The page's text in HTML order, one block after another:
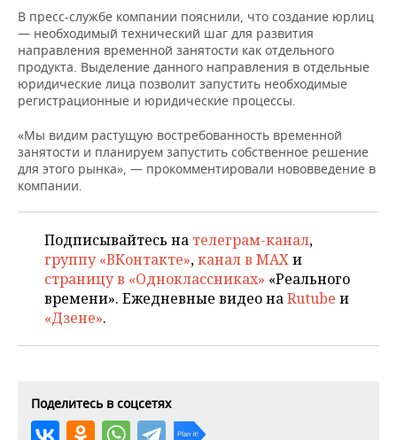
КОМУ ПРИНАДЛЕЖАТ
ТОРГОВЫЕ ЦЕНТРЫ
ТАТАРСТАНА
БЮДЖЕТ
ИНВЕСТИЦИИ
МАШИНОСТРОЕНИЕ
НЕФТЕХИМИЯ
НЕФТЬ
ОПК
ЭНЕРГЕТИКА
НОВОСТИ АВТО
БИЗНЕС
НОВОСТИ БИЗНЕСА
РОЗНИЧНАЯ ТОРГОВЛЯ
ТРАНСПОРТ
УСЛУГИ
ТЕХНОЛОГИИ
НОВОСТИ ТЕХНОЛОГИЙ
IT
МЕДИА
МЕРОПРИЯТИЯ
НОВОСТИ МЕРОПРИЯТИЙ
ВЫЕЗДНАЯ РЕДАКЦИЯ
ONLINE-КОНФЕРЕНЦИИ
ОТКРЫТАЯ ЛЕКЦИЯ
СПОРТ
НОВОСТИ СПОРТА
ХОККЕЙ
БАСКЕТБОЛ
ВОЛЕЙБОЛ
ФИГУРНОЕ КАТАНИЕ
ОБЩЕСТВО
ВЛАСТЬ
ИНФРАСТРУКТУРА
ИСТОРИЯ
МЕДИЦИНА
СЮЖЕТЫ
СПРАВОЧНИК
СПИСОК ПЕРСОН
ПОЛНАЯ ВЕРСИЯ
В пресс-службе компании пояснили, что создание юрлиц
— необходимый технический шаг для развития
направления временной занятости как отдельного
продукта. Выделение данного направления в отдельные
юридические лица позволит запустить необходимые
регистрационные и юридические процессы.
«Мы видим растущую востребованность временной
занятости и планируем запустить собственное решение
для этого рынка», — прокомментировали нововведение в
компании.
Подписывайтесь на телеграм-канал,
группу «ВКонтакте»,канал в MAXи
страницу в «Одноклассниках» «Реального
времени». Ежедневные видео наRutube и
«Дзене».
Поделитесь в соцсетях